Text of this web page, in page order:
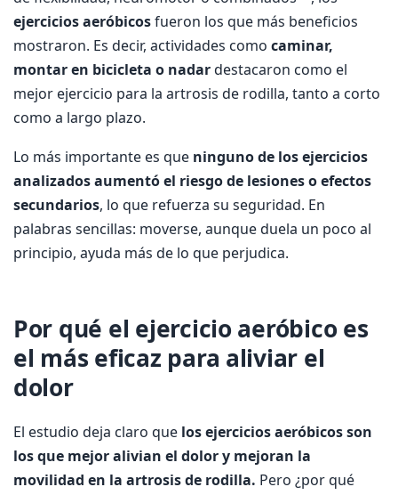
ejercicios aeróbicosfueron los que más beneficios
mostraron. Es decir, actividades como caminar,
montar en bicicleta o nadardestacaron como el
mejor ejercicio para la artrosis de rodilla, tanto a corto
como a largo plazo.
Lo más importante es que ninguno de los ejercicios
analizados aumentó el riesgo de lesiones o efectos
secundarios, lo que refuerza su seguridad. En
palabras sencillas: moverse, aunque duela un poco al
principio, ayuda más de lo que perjudica.
Por qué el ejercicio aeróbico es
el más eficaz para aliviar el
dolor
El estudio deja claro que los ejercicios aeróbicos son
los que mejor alivian el dolor y mejoran la
movilidad en la artrosis de rodilla. Pero ¿por qué